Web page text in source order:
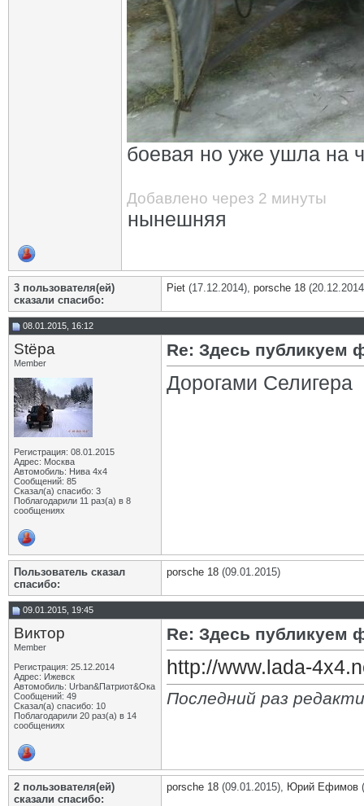
боевая но уже ушла на
Добавлено через 2 минуты
нынешняя
3 пользователя(ей)
сказали cпасибо:
Piet (17.12.2014), porsche 18
08.01.2015, 16:12
Stёpa
Member
Регистрация: 08.01.2015
Адрес: Москва
Автомобиль: Нива 4х4
Сообщений: 85
Сказал(а) спасибо: 3
Поблагодарили 11 раз(а) в 8
сообщениях
Re: Здесь публикуем
Дорогами Селигера
Пользователь сказал
cпасибо:
porsche 18 (09.01.2015)
09.01.2015, 19:45
Виктор
Member
Регистрация: 25.12.2014
Адрес: Ижевск
Автомобиль: Urban&Патриот&Ока
Сообщений: 49
Сказал(а) спасибо: 10
Поблагодарили 20 раз(а) в 14
сообщениях
Re: Здесь публикуем
http://www.lada-
Последний раз
2 пользователя(ей)
сказали cпасибо:
porsche 18 (09.01.2015), Юрий Ефимов